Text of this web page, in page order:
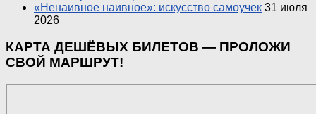
«Ненаивное наивное»: искусство самоучек 31 июля
2026
КАРТА ДЕШЁВЫХ БИЛЕТОВ — ПРОЛОЖИ
СВОЙ МАРШРУТ!